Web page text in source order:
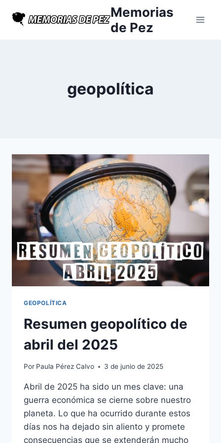
Memorias
de Pez
geopolítica
GEOPOLÍTICA
Resumen geopolítico de
abril del 2025
Por Paula Pérez Calvo 3 de junio de 2025
Abril de 2025 ha sido un mes clave: una
guerra económica se cierne sobre nuestro
planeta. Lo que ha ocurrido durante estos
días nos ha dejado sin aliento y promete
consecuencias que se extenderán mucho